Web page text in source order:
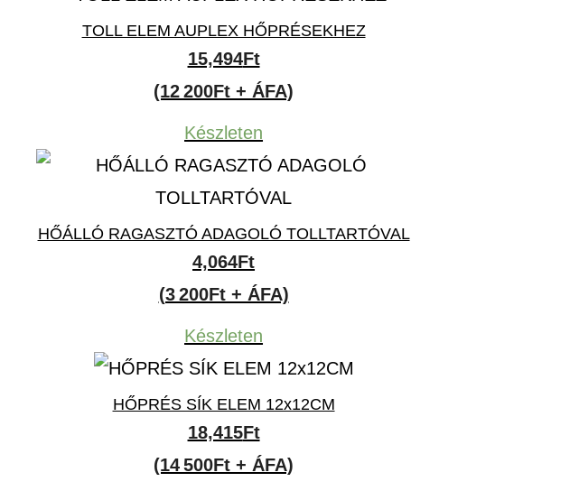
TOLL ELEM AUPLEX HŐPRÉSEKHEZ
15,494Ft
(12 200Ft + ÁFA)
Készleten
HŐÁLLÓ RAGASZTÓ ADAGOLÓ TOLLTARTÓVAL
4,064Ft
(3 200Ft + ÁFA)
Készleten
HŐPRÉS SÍK ELEM 12x12CM
18,415Ft
(14 500Ft + ÁFA)